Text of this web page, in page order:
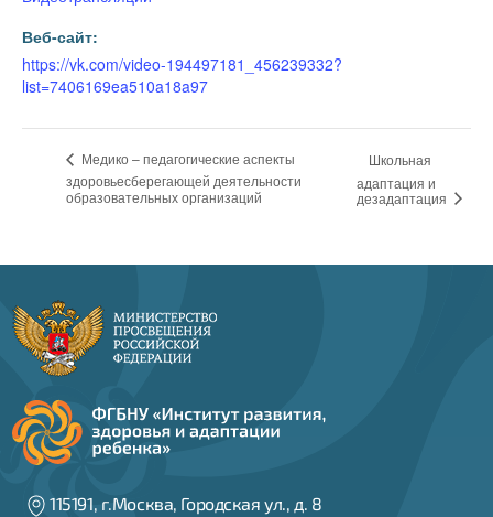
Веб-сайт:
https://vk.com/video-194497181_456239332?
list=7406169ea510a18a97
Медико – педагогические аспекты
здоровьесберегающей деятельности
образовательных организаций
Школьная
адаптация и
дезадаптация
115191, г.Москва, Городская ул., д. 8